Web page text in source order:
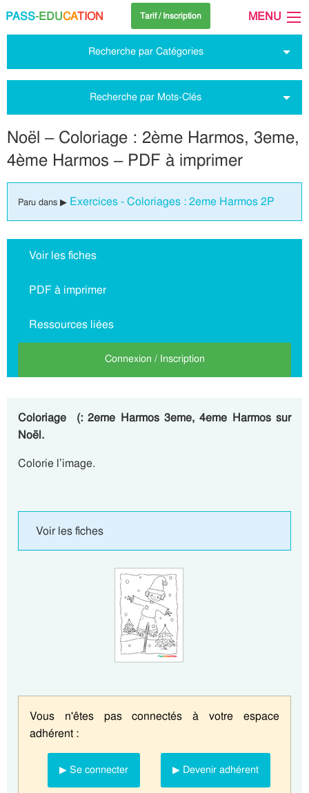
PASS-EDUCATION Tarif / Inscription MENU
Recherche par Catégories
Recherche par Mots-Clés
Noël – Coloriage : 2ème Harmos, 3eme,
4ème Harmos – PDF à imprimer
Paru dans ▶ Exercices - Coloriages : 2eme Harmos 2P
Voir les fiches
PDF à imprimer
Ressources liées
Connexion / Inscription
Coloriage (: 2eme Harmos 3eme, 4eme Harmos sur
Noël.
Colorie l’image.
Voir les fiches
Vous n'êtes pas connectés à votre espace
adhérent :
▶ Se connecter ▶ Devenir adhérent